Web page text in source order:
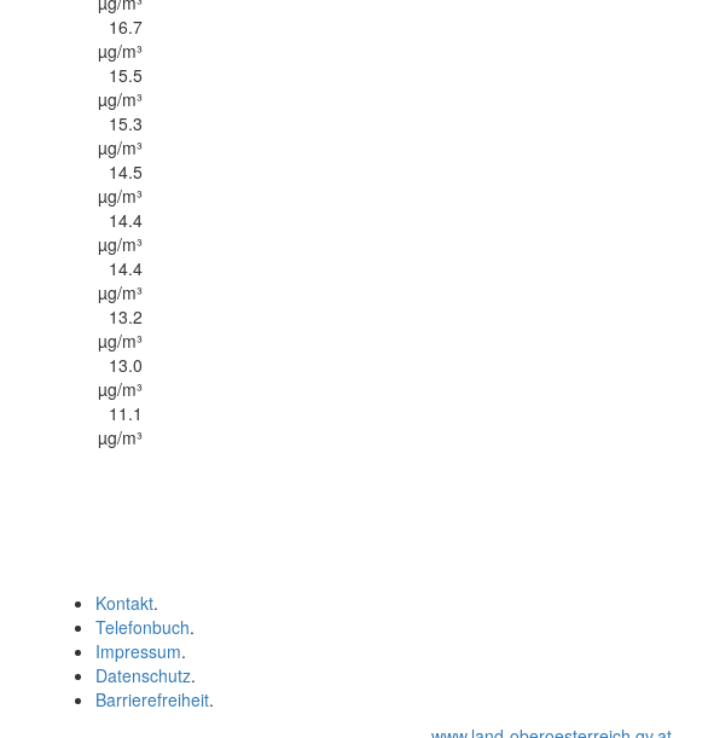
16.7
µg/m³
15.5
µg/m³
15.3
µg/m³
14.5
µg/m³
14.4
µg/m³
14.4
µg/m³
13.2
µg/m³
13.0
µg/m³
11.1
µg/m³
Kontakt.
Telefonbuch.
Impressum.
Datenschutz.
Barrierefreiheit.